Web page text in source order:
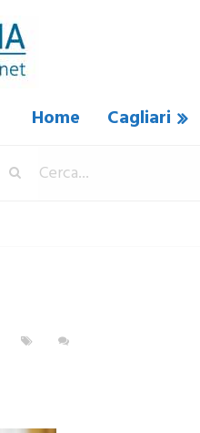
Home Cagliari